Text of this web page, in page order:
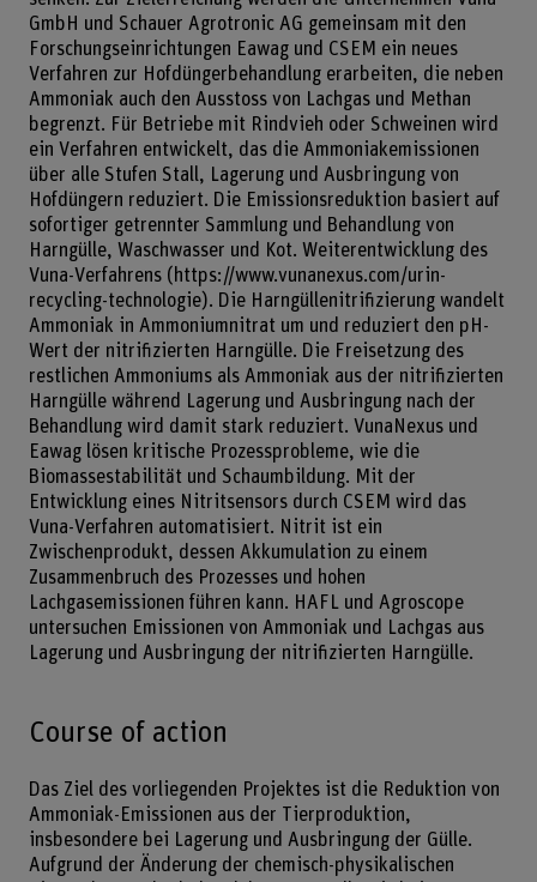
GmbH und Schauer Agrotronic AG gemeinsam mit den
Forschungseinrichtungen Eawag und CSEM ein neues
Verfahren zur Hofdüngerbehandlung erarbeiten, die neben
Ammoniak auch den Ausstoss von Lachgas und Methan
begrenzt. Für Betriebe mit Rindvieh oder Schweinen wird
ein Verfahren entwickelt, das die Ammoniakemissionen
über alle Stufen Stall, Lagerung und Ausbringung von
Hofdüngern reduziert. Die Emissionsreduktion basiert auf
sofortiger getrennter Sammlung und Behandlung von
Harngülle, Waschwasser und Kot. Weiterentwicklung des
Vuna-Verfahrens ( https://www.vunanexus.com/urin-
recycling-technologie). Die Harngüllenitrifizierung wandelt
Ammoniak in Ammoniumnitrat um und reduziert den pH-
Wert der nitrifizierten Harngülle. Die Freisetzung des
restlichen Ammoniums als Ammoniak aus der nitrifizierten
Harngülle während Lagerung und Ausbringung nach der
Behandlung wird damit stark reduziert. VunaNexus und
Eawag lösen kritische Prozessprobleme, wie die
Biomassestabilität und Schaumbildung. Mit der
Entwicklung eines Nitritsensors durch CSEM wird das
Vuna-Verfahren automatisiert. Nitrit ist ein
Zwischenprodukt, dessen Akkumulation zu einem
Zusammenbruch des Prozesses und hohen
Lachgasemissionen führen kann. HAFL und Agroscope
untersuchen Emissionen von Ammoniak und Lachgas aus
Lagerung und Ausbringung der nitrifizierten Harngülle.
Course of action
Das Ziel des vorliegenden Projektes ist die Reduktion von
Ammoniak-Emissionen aus der Tierproduktion,
insbesondere bei Lagerung und Ausbringung der Gülle.
Aufgrund der Änderung der chemisch-physikalischen